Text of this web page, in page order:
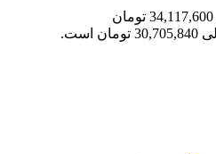
قیمت اصلی 34,117,600 تومان
است.